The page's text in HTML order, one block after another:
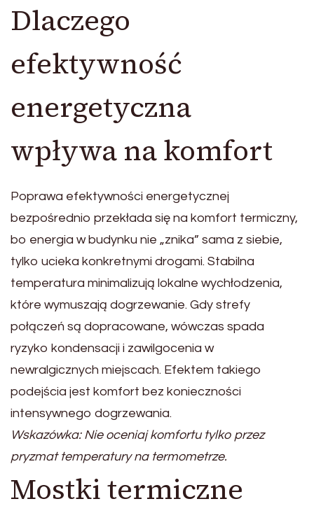
Dlaczego
efektywność
energetyczna
wpływa na komfort
Poprawa efektywności energetycznej
bezpośrednio przekłada się na komfort termiczny,
bo energia w budynku nie „znika” sama z siebie,
tylko ucieka konkretnymi drogami. Stabilna
temperatura minimalizują lokalne wychłodzenia,
które wymuszają dogrzewanie. Gdy strefy
połączeń są dopracowane, wówczas spada
ryzyko kondensacji i zawilgocenia w
newralgicznych miejscach. Efektem takiego
podejścia jest komfort bez konieczności
intensywnego dogrzewania.
Wskazówka: Nie oceniaj komfortu tylko przez
pryzmat temperatury na termometrze.
Mostki termiczne